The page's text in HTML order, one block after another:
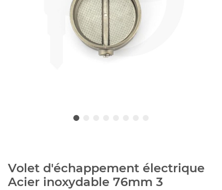
Volet d'échappement électrique
Acier inoxydable 76mm 3